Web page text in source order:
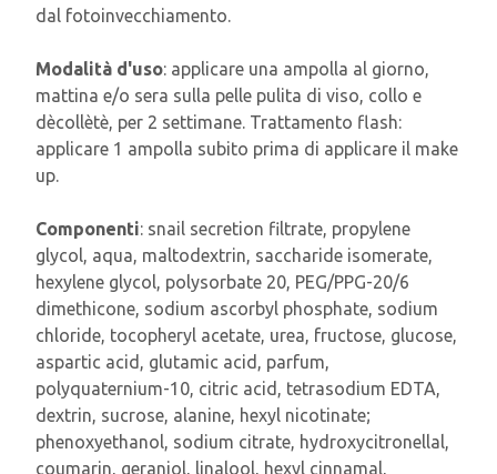
dal fotoinvecchiamento.
Modalità d'uso: applicare una ampolla al giorno,
mattina e/o sera sulla pelle pulita di viso, collo e
dècollètè, per 2 settimane. Trattamento flash:
applicare 1 ampolla subito prima di applicare il make
up.
Componenti: snail secretion filtrate, propylene
glycol, aqua, maltodextrin, saccharide isomerate,
hexylene glycol, polysorbate 20, PEG/PPG-20/6
dimethicone, sodium ascorbyl phosphate, sodium
chloride, tocopheryl acetate, urea, fructose, glucose,
aspartic acid, glutamic acid, parfum,
polyquaternium-10, citric acid, tetrasodium EDTA,
dextrin, sucrose, alanine, hexyl nicotinate;
phenoxyethanol, sodium citrate, hydroxycitronellal,
coumarin, geraniol, linalool, hexyl cinnamal,